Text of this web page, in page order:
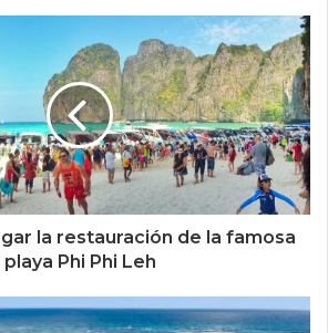
la restauración de la famosa
playa Phi Phi Leh